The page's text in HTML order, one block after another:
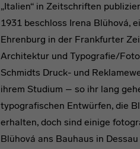
„Italien“ in Zeitschriften
1931 beschloss Irena Blühová,
Ehrenburg in der Frankfurter
Architektur und Typografie/
Schmidts Druck- und
ihrem Studium – so ihr lang
typografischen Entwürfen, die
erhalten, doch sind einige
Blühová ans Bauhaus in